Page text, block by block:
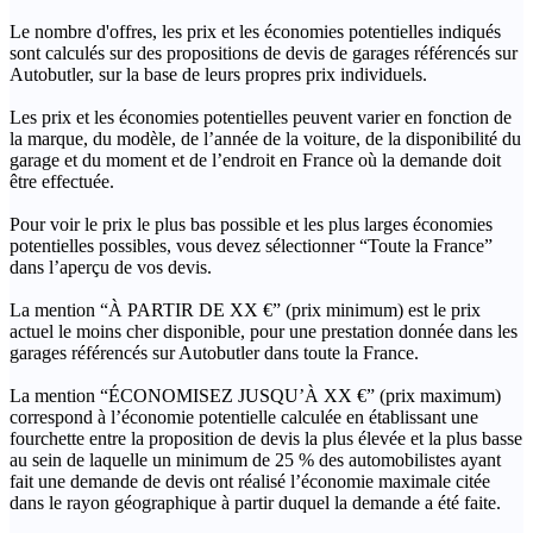
Le nombre d'offres, les prix et les économies potentielles indiqués
sont calculés sur des propositions de devis de garages référencés sur
Autobutler, sur la base de leurs propres prix individuels.
Les prix et les économies potentielles peuvent varier en fonction de
la marque, du modèle, de l’année de la voiture, de la disponibilité du
garage et du moment et de l’endroit en France où la demande doit
être effectuée.
Pour voir le prix le plus bas possible et les plus larges économies
potentielles possibles, vous devez sélectionner “Toute la France”
dans l’aperçu de vos devis.
La mention “À PARTIR DE XX €” (prix minimum) est le prix
actuel le moins cher disponible, pour une prestation donnée dans les
garages référencés sur Autobutler dans toute la France.
La mention “ÉCONOMISEZ JUSQU’À XX €” (prix maximum)
correspond à l’économie potentielle calculée en établissant une
fourchette entre la proposition de devis la plus élevée et la plus basse
au sein de laquelle un minimum de 25 % des automobilistes ayant
fait une demande de devis ont réalisé l’économie maximale citée
dans le rayon géographique à partir duquel la demande a été faite.